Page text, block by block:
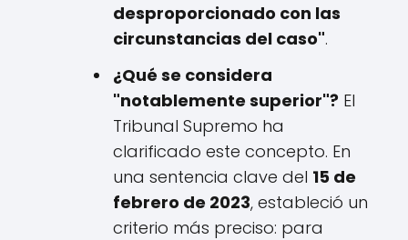
desproporcionado con las
circunstancias del caso".
¿Qué se considera
"notablemente superior"? El
Tribunal Supremo ha
clarificado este concepto. En
una sentencia clave del 15 de
febrero de 2023, estableció un
criterio más preciso: para